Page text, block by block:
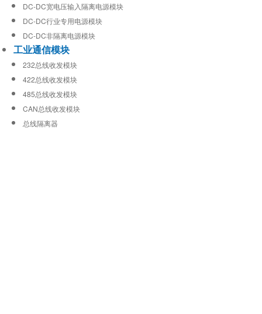
DC-DC宽电压输入隔离电源模块
DC-DC行业专用电源模块
DC-DC非隔离电源模块
工业通信模块
232总线收发模块
422总线收发模块
485总线收发模块
CAN总线收发模块
总线隔离器